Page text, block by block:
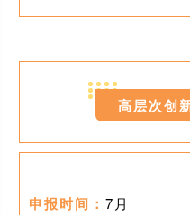
高层次创
申报时间： 7月